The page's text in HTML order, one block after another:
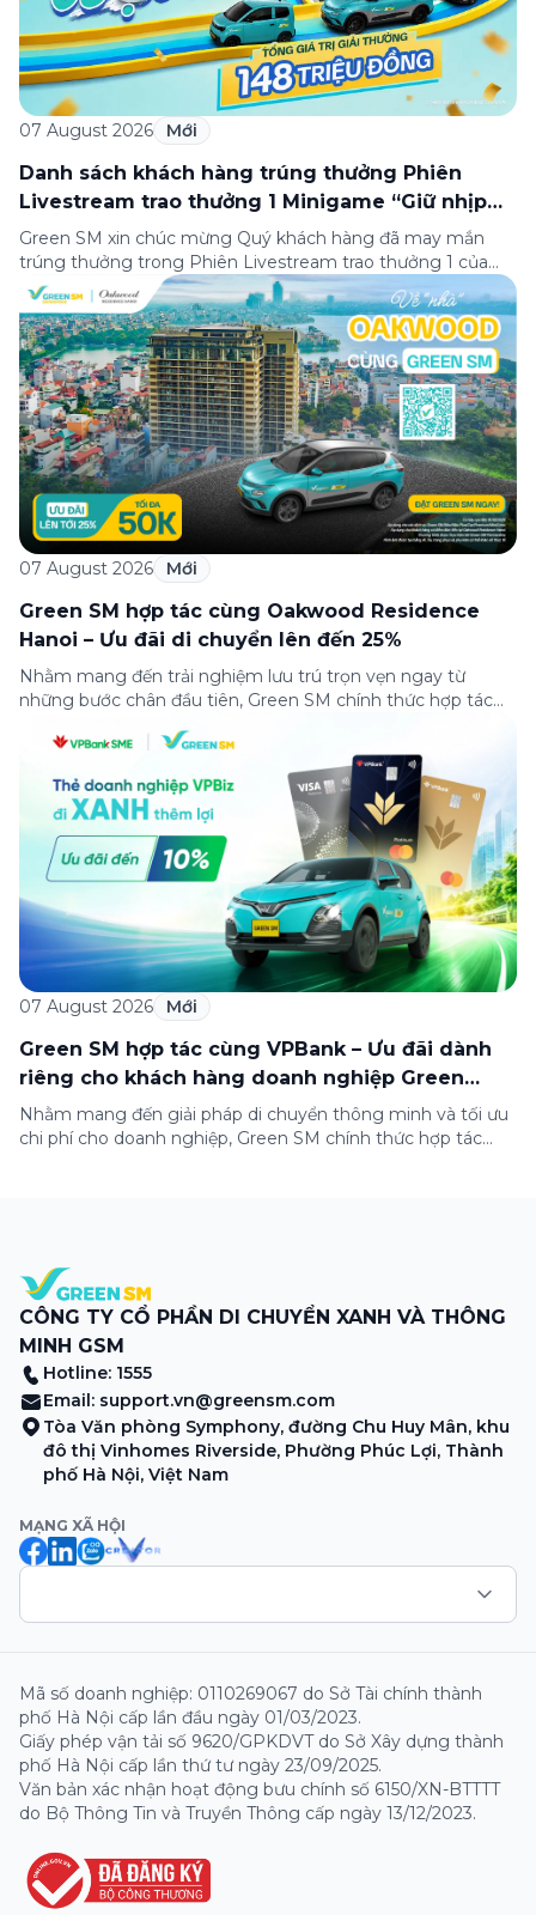
07 August 2026 Mới
Danh sách khách hàng trúng thưởng Phiên
Livestream trao thưởng 1 Minigame “Giữ nhịp
cuộc vui”
Green SM xin chúc mừng Quý khách hàng đã may mắn
trúng thưởng trong Phiên Livestream trao thưởng 1 của
Minigame “Giữ nhịp cuộc vui”, được phát sóng trực tiếp
trên Fanpage và TikTok Green SM từ 20:00 – 21:00 ngày
04/08/2026. Phiên livestream đã diễn ra công khai với sự
theo dõi của đông […]
07 August 2026 Mới
Green SM hợp tác cùng Oakwood Residence
Hanoi – Ưu đãi di chuyển lên đến 25%
Nhằm mang đến trải nghiệm lưu trú trọn vẹn ngay từ
những bước chân đầu tiên, Green SM chính thức hợp tác
đãi di chuyển dành riêng cho khách hàng có điểm đi hoặc
điểm đến tại khu căn hộ dịch vụ này. Tọa lạc trong […]
07 August 2026 Mới
Green SM hợp tác cùng VPBank – Ưu đãi dành
riêng cho khách hàng doanh nghiệp Green
Business
Nhằm mang đến giải pháp di chuyển thông minh và tối ưu
chi phí cho doanh nghiệp, Green SM chính thức hợp tác
CÔNG TY CỔ PHẦN DI CHUYỂN XANH VÀ THÔNG
MINH GSM
Hotline: 1555
Email: support.vn@greensm.com
Tòa Văn phòng Symphony, đường Chu Huy Mân, khu
đô thị Vinhomes Riverside, Phường Phúc Lợi, Thành
phố Hà Nội, Việt Nam
MẠNG XÃ HỘI
Mã số doanh nghiệp: 0110269067 do Sở Tài chính thành
phố Hà Nội cấp lần đầu ngày 01/03/2023.
Giấy phép vận tải số 9620/GPKDVT do Sở Xây dựng thành
phố Hà Nội cấp lần thứ tư ngày 23/09/2025.
Văn bản xác nhận hoạt động bưu chính số 6150/XN-BTTTT
do Bộ Thông Tin và Truyền Thông cấp ngày 13/12/2023.